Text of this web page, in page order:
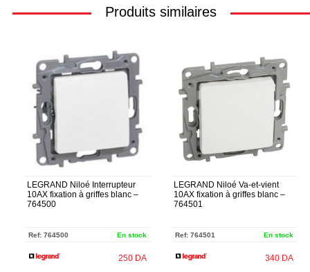
Produits similaires
LEGRAND Niloé Interrupteur
10AX fixation à griffes blanc –
764500
Ref: 764500 En stock
250 DA
LEGRAND Niloé Va-et-vient
10AX fixation à griffes blanc –
764501
Ref: 764501 En stock
340 DA